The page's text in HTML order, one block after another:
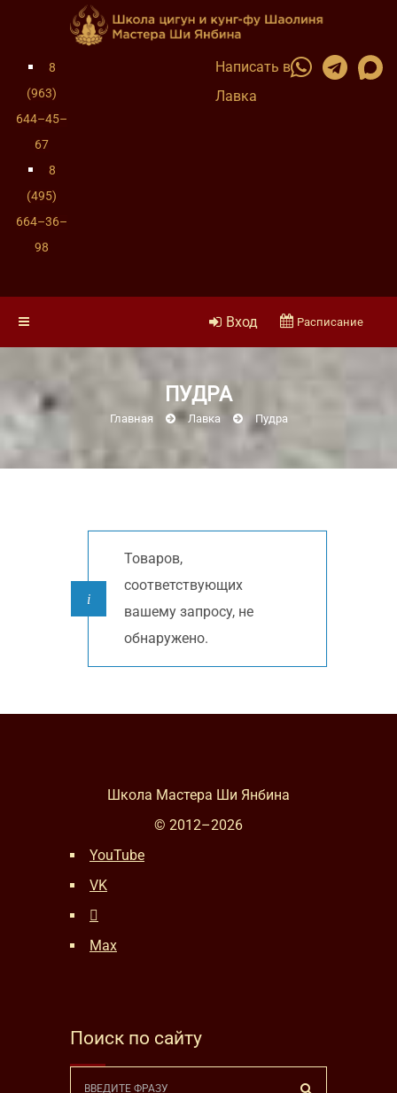
8
(963)
644–45–
67
8
(495)
664–36–
98
Написать в
Лавка
Вход Расписание
ПУДРА
Главная Лавка Пудра
Товаров,
соответствующих
вашему запросу, не
обнаружено.
Школа Мастера Ши Янбина
© 2012–2026
YouTube
VK
Max
Поиск по сайту